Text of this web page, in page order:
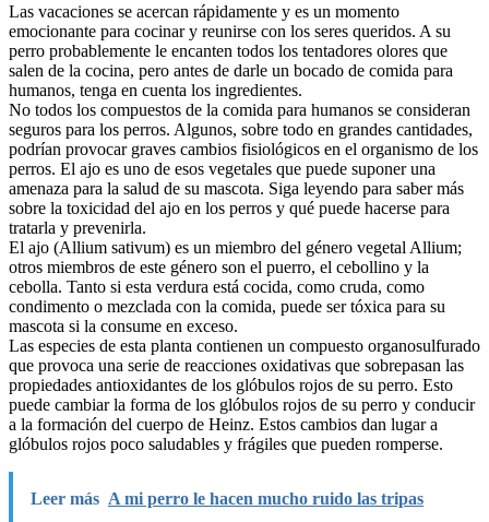
Las vacaciones se acercan rápidamente y es un momento
emocionante para cocinar y reunirse con los seres queridos. A su
perro probablemente le encanten todos los tentadores olores que
salen de la cocina, pero antes de darle un bocado de comida para
humanos, tenga en cuenta los ingredientes.
No todos los compuestos de la comida para humanos se consideran
seguros para los perros. Algunos, sobre todo en grandes cantidades,
podrían provocar graves cambios fisiológicos en el organismo de los
perros. El ajo es uno de esos vegetales que puede suponer una
amenaza para la salud de su mascota. Siga leyendo para saber más
sobre la toxicidad del ajo en los perros y qué puede hacerse para
tratarla y prevenirla.
El ajo (Allium sativum) es un miembro del género vegetal Allium;
otros miembros de este género son el puerro, el cebollino y la
cebolla. Tanto si esta verdura está cocida, como cruda, como
condimento o mezclada con la comida, puede ser tóxica para su
mascota si la consume en exceso.
Las especies de esta planta contienen un compuesto organosulfurado
que provoca una serie de reacciones oxidativas que sobrepasan las
propiedades antioxidantes de los glóbulos rojos de su perro. Esto
puede cambiar la forma de los glóbulos rojos de su perro y conducir
a la formación del cuerpo de Heinz. Estos cambios dan lugar a
glóbulos rojos poco saludables y frágiles que pueden romperse.
Leer más A mi perro le hacen mucho ruido las tripas